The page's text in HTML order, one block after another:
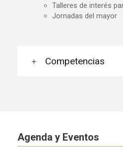
Talleres de interés
Jornadas del mayor
Competencias
Agenda y Eventos